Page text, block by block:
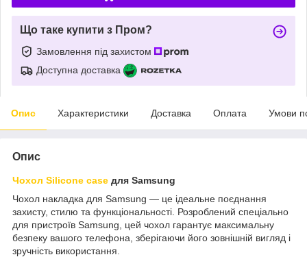
Що таке купити з Пром?
Замовлення під захистом
Доступна доставка
Опис Характеристики Доставка Оплата Умови
Опис
Чохол Silicone case для Samsung
Чохол накладка для Samsung — це ідеальне поєднання
захисту, стилю та функціональності. Розроблений спеціально
для пристроїв Samsung, цей чохол гарантує максимальну
безпеку вашого телефона, зберігаючи його зовнішній вигляд і
зручність використання.